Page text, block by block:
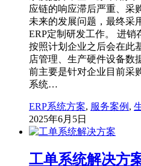
应链的响应滞后严重、采
未来的发展问题，最终采
ERP定制研发工作。 进销
按照计划企业之后会在此
店管理、生产硬件设备数
前主要是针对企业目前采
系统…
ERP系统方案, 服务案例 ,
2025年6月5日
工单系统解决方